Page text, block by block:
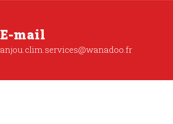
E-mail
anjou.clim.services@wanadoo.fr